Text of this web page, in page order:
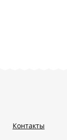
Контакты